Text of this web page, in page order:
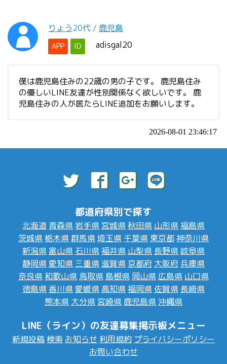
りょう20代 / 鹿児島
APP ID adisgal20
僕は鹿児島住みの22歳の男の子です。 鹿児島住み
の優しいLINE友達が性別関係なく欲しいです。 鹿
児島住みの人が居たらLINE追加をお願いします。
2026-08-01 23:46:17
都道府県別で探す
北海道 青森県 岩手県 宮城県 秋田県 山形県福島県
茨城県 栃木県群馬県埼玉県 千葉県 東京都神奈川県
新潟県 富山県 石川県福井県 山梨県 長野県 岐阜県
静岡県愛知県 三重県滋賀県 京都府 大阪府 兵庫県
奈良県 和歌山県 鳥取県 島根県 岡山県 広島県 山口県
徳島県 香川県愛媛県 高知県福岡県 佐賀県 長崎県
熊本県 大分県 宮崎県 鹿児島県 沖縄県
LINE（ライン）の友達募集掲示板メニュー
新規投稿 検索 お知らせ 利用規約 プライバシーポリシー
お問い合わせ